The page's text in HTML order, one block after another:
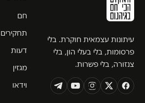
עיתונות עצמאית חוקרת. בלי
פרסומות, בלי בעלי הון, בלי
צנזורה, בלי פשרות.
חם
תחקירים
דעות
מגזין
וידאו